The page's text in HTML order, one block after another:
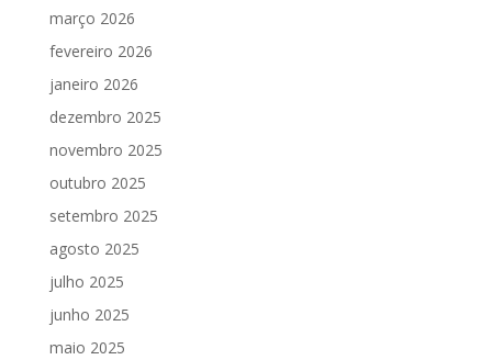
março 2026
fevereiro 2026
janeiro 2026
dezembro 2025
novembro 2025
outubro 2025
setembro 2025
agosto 2025
julho 2025
junho 2025
maio 2025